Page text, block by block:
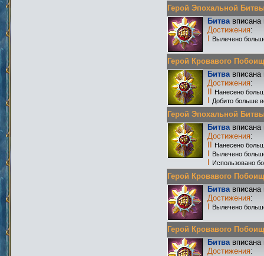
Герой Эпохальной
Битвавписана
Достижения:
Вылечено
Герой Кровавого
Битвавписана
Достижения:
Нанесено
Добито больше
Герой Эпохальной
Битвавписана
Достижения:
Нанесено
Вылечено
Использовано
Герой Кровавого
Битвавписана
Достижения:
Вылечено
Герой Кровавого
Битвавписана
Достижения: